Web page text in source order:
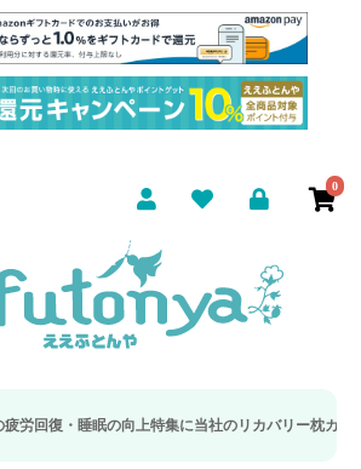
0
当社のリカバリー枕カバーが取り上げられました。